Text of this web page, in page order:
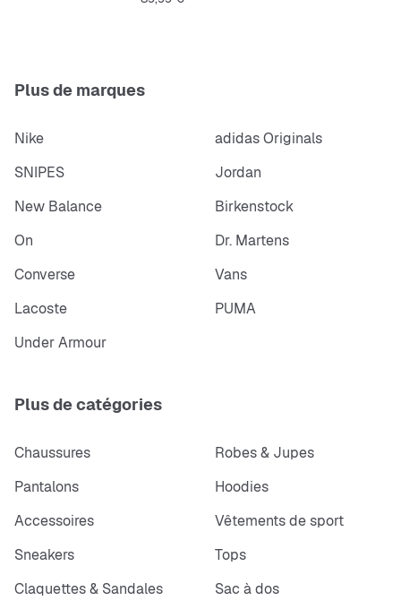
Plus de marques
Nike
adidas Originals
SNIPES
Jordan
New Balance
Birkenstock
On
Dr. Martens
Converse
Vans
Lacoste
PUMA
Under Armour
Plus de catégories
Chaussures
Robes & Jupes
Pantalons
Hoodies
Accessoires
Vêtements de sport
Sneakers
Tops
Claquettes & Sandales
Sac à dos